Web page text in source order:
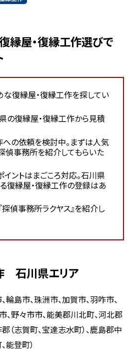
復縁屋・復縁工作を探してい
の復縁屋・復縁工作から見積
の依頼を検討中。まずは人気
偵事務所を紹介してもらいた
ントはまごころ対応。石川県
復縁屋・復縁工作の登録はあ
偵事務所ラクヤス』を紹介し
石川県エリア
輪島市、珠洲市、加賀市、羽咋市、
、野々市市、能美郡川北町、河北郡
郡（志賀町、宝達志水町）、鹿島郡中
能登町）